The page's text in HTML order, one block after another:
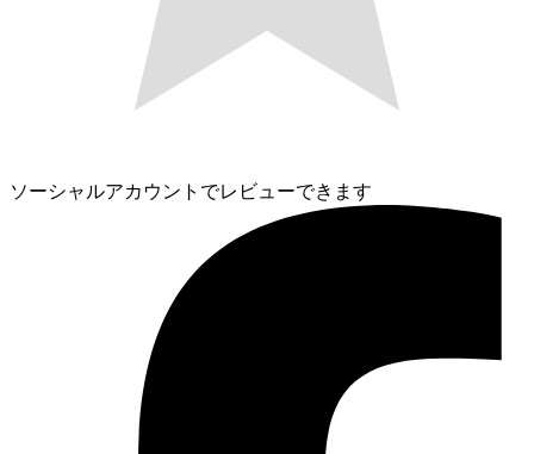
ソーシャルアカウントでレビューできます